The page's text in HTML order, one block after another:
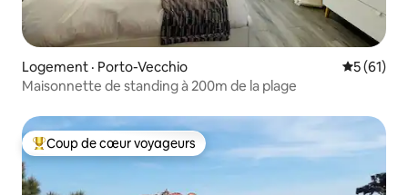
Logement · Porto-Vecchio Note
5 (61)
Maisonnette de standing à 200m de la plage
Coup de cœur voyageurs parmi les plus aimés
Coup de cœur voyageurs